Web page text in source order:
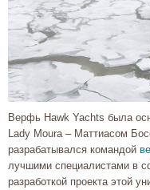
Верфь Hawk Yachts была
Lady Moura – Маттиасом
разрабатывался командой
лучшими специалистами в
разработкой проекта этой